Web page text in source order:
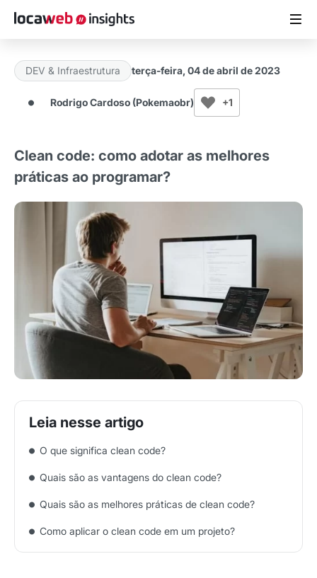
ARTIGOS
ESTUDOS
LOCAWEB.COM.BR
DEV & Infraestrutura terça-feira, 04 de abril de 2023
Rodrigo Cardoso (Pokemaobr) +1
Clean code: como adotar as melhores
práticas ao programar?
O que significa clean code?
Quais são as vantagens do clean code?
Quais são as melhores práticas de clean code?
Como aplicar o clean code em um projeto?